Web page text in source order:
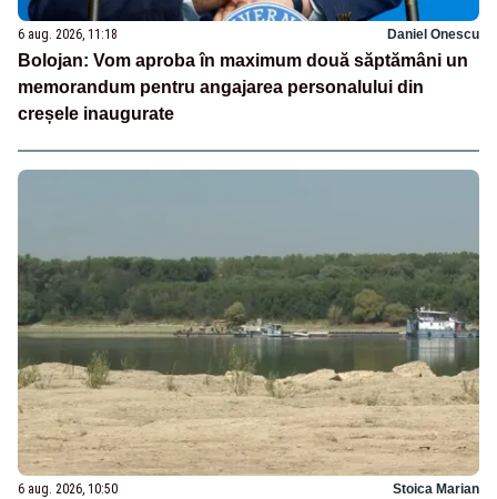
6 aug. 2026, 11:18 Daniel Onescu
Bolojan: Vom aproba în maximum două săptămâni un
memorandum pentru angajarea personalului din
creșele inaugurate
6 aug. 2026, 10:50 Stoica Marian